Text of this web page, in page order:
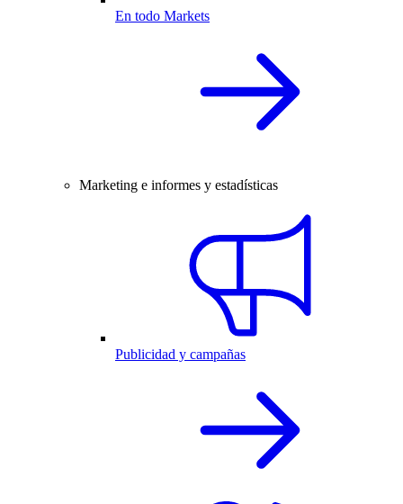
En todo Markets
Marketing e informes y estadísticas
Publicidad y campañas